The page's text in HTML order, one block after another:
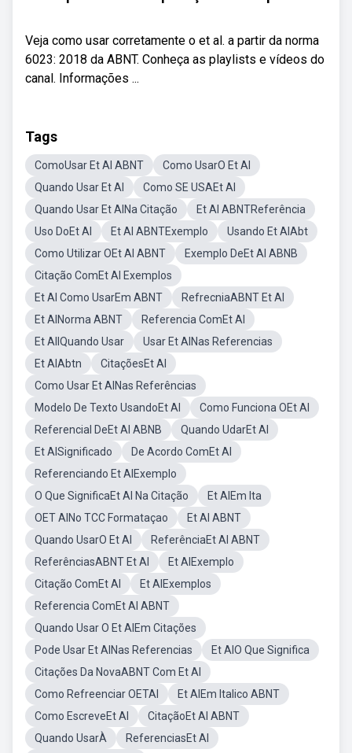
Veja como usar corretamente o et al. a partir da norma
6023: 2018 da ABNT. Conheça as playlists e vídeos do
canal. Informações ...
Tags
ComoUsar Et Al ABNT
Como UsarO Et Al
Quando Usar Et Al
Como SE USAEt Al
Quando Usar Et AlNa Citação
Et Al ABNTReferência
Uso DoEt Al
Et Al ABNTExemplo
Usando Et AlAbt
Como Utilizar OEt Al ABNT
Exemplo DeEt Al ABNB
Citação ComEt Al Exemplos
Et Al Como UsarEm ABNT
RefrecniaABNT Et Al
Et AlNorma ABNT
Referencia ComEt Al
Et AllQuando Usar
Usar Et AlNas Referencias
Et AlAbtn
CitaçõesEt Al
Como Usar Et AlNas Referências
Modelo De Texto UsandoEt Al
Como Funciona OEt Al
Referencial DeEt Al ABNB
Quando UdarEt Al
Et AlSignificado
De Acordo ComEt Al
Referenciando Et AlExemplo
O Que SignificaEt Al Na Citação
Et AlEm Ita
OET AlNo TCC Formataçao
Et Al ABNT
Quando UsarO Et Al
ReferênciaEt Al ABNT
ReferênciasABNT Et Al
Et AlExemplo
Citação ComEt Al
Et AlExemplos
Referencia ComEt Al ABNT
Quando Usar O Et AlEm Citações
Pode Usar Et AlNas Referencias
Et AlO Que Significa
Citações Da NovaABNT Com Et Al
Como Refreenciar OETAl
Et AlEm Italico ABNT
Como EscreveEt Al
CitaçãoEt Al ABNT
Quando UsarÀ
ReferenciasEt Al